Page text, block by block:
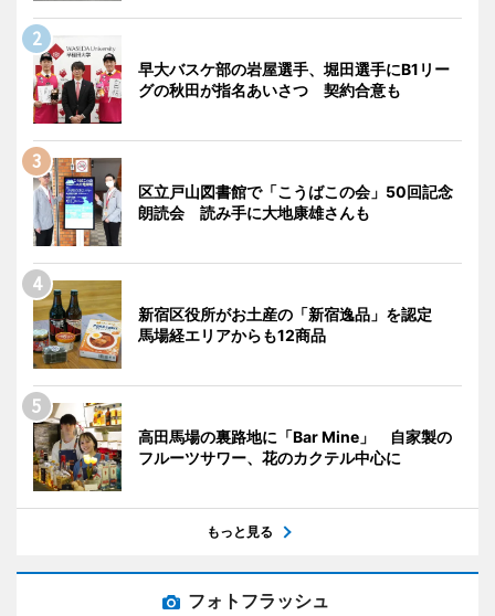
早大バスケ部の岩屋選手、堀田選手にB1リー
グの秋田が指名あいさつ 契約合意も
区立戸山図書館で「こうばこの会」50回記念
朗読会 読み手に大地康雄さんも
新宿区役所がお土産の「新宿逸品」を認定
馬場経エリアからも12商品
高田馬場の裏路地に「Bar Mine」 自家製の
フルーツサワー、花のカクテル中心に
もっと見る
フォトフラッシュ